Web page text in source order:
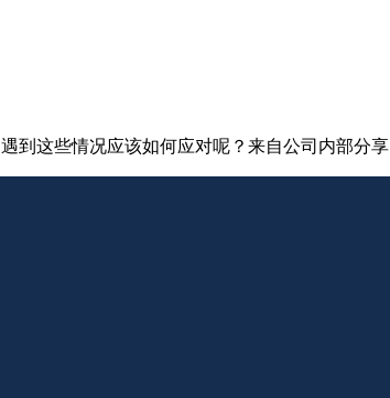
到这些情况应该如何应对呢？来自公司内部分享